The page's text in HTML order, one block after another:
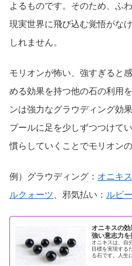
よるものです。そのため、ふ
現実世界に飛び込む覚悟がな
しれません。
モリオンが怖い、強すぎると
める効果を持つ他の石の利用
ンは強力なグラウディング効
プールに足を少しずつつけて
慣らしていくことでモリオン
例）グラウディング： オニキス
ルクォーツ 、邪気払い： ルビー
オニキスの
強い意志力を
オニキスは、自
目標を実現する
る石です。人生